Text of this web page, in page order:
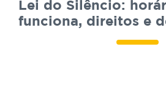
Lei do Silêncio:
funciona, direitos e